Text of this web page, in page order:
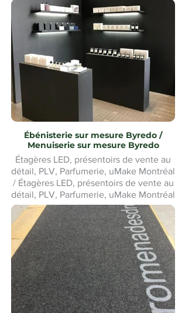
Ébénisterie sur mesure Byredo /
Menuiserie sur mesure Byredo
Étagères LED, présentoirs de vente au
détail, PLV, Parfumerie, uMake Montréal
/ Étagères LED, présentoirs de vente au
détail, PLV, Parfumerie, uMake Montréal